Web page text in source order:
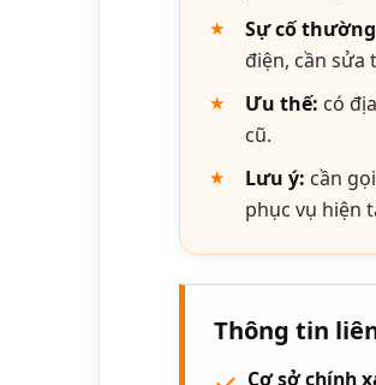
Sự cố
điện, cần sửa
Ưu thế: có
cũ.
Lưu ý: cần
phục vụ hiện
Thông tin
Cơ sở chính